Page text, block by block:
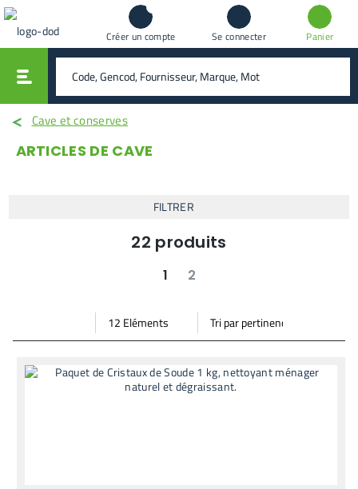
Créer un compte Se connecter Panier
rechercher
Cave et conserves
ARTICLES DE CAVE
FILTRER
22 produits
1 2
Mode vignette
Mode bande
Par
page
Trier
par